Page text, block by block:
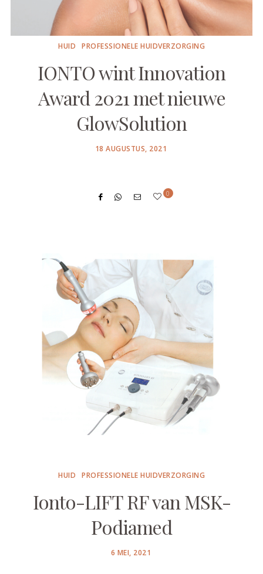
HUID PROFESSIONELE HUIDVERZORGING
IONTO wint Innovation
Award 2021 met nieuwe
GlowSolution
POSTED
18 AUGUSTUS, 2021
0
HUID PROFESSIONELE HUIDVERZORGING
Ionto-LIFT RF van MSK-
Podiamed
POSTED
6 MEI, 2021